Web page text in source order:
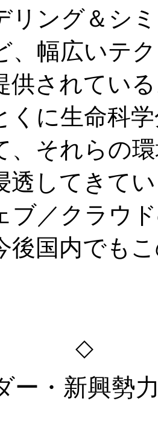
リング＆シ
、幅広いテ
供されてい
くに生命科
、それらの
透してきて
ブ／クラウ
後国内でも
◇
ー・新興勢